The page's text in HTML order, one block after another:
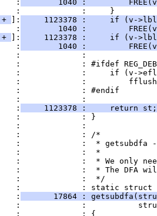
:
1040 :
:             :     }
+ ]:
1123378 :     if (v-
:
1040 :
+ ]:
1123378 :     if (v-
:
1040 :
:             :
:             : #ifdef
:             :     if (v-
:             :
:             : #endif
:             :
:
     1123378 :     return st;
:             : }
:             :
:             : /*
:             :  * getsubdfa
:             :  *
:             :  * We only
:             :  * The DFA
:             :  */
:             : static struct
:
17864 :
:             :
:             : {